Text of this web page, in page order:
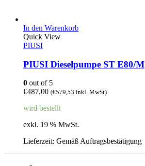
In den Warenkorb
Quick View
PIUSI
PIUSI Dieselpumpe ST E80/M
0 out of 5
€487,00 (€579,53 inkl. MwSt)
wird bestellt
exkl. 19 % MwSt.
Lieferzeit: Gemäß Auftragsbestätigung